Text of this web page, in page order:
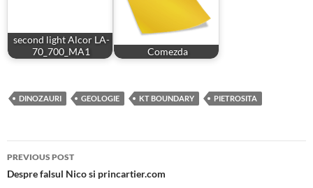
second light Alcor LA-
70_700_MA1
Comezda
DINOZAURI GEOLOGIE KT BOUNDARY PIETROSITA
Post
navigation
PREVIOUS POST
Despre falsul Nico si princartier.com